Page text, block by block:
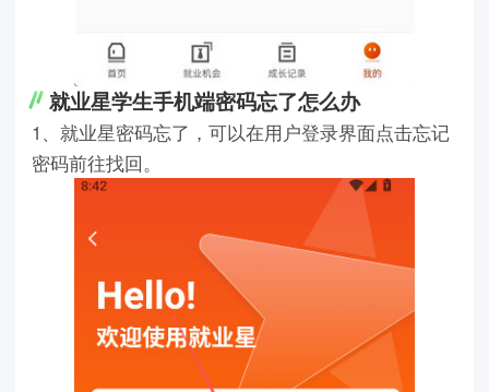
就业星学生手机端密码忘了怎么办
1、就业星密码忘了，可以在用户登录界面点击忘记
密码前往找回。